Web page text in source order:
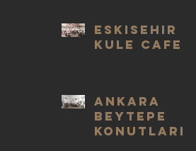
ESKISEHIR
KULE CAFE
ANKARA
BEYTEPE
KONUTLARI